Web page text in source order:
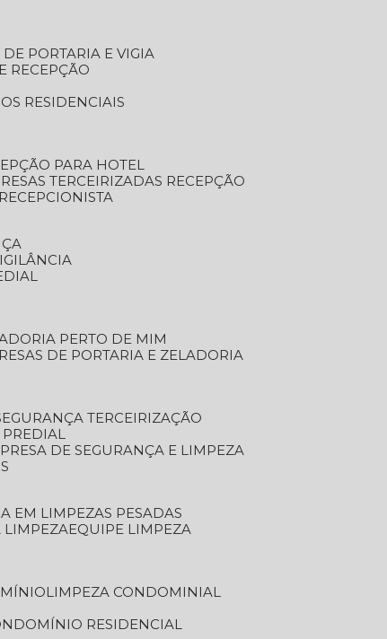
DE PORTARIA E VIGIA
RECEPÇÃO
RESIDENCIAIS
PARA HOTEL
TERCEIRIZADAS RECEPÇÃO
RECEPCIONISTA
PERTO DE MIM
DE PORTARIA E ZELADORIA
SEGURANÇA TERCEIRIZAÇÃO
PREDIAL
DE SEGURANÇA E LIMPEZA
EM LIMPEZAS PESADAS
LIMPEZA EQUIPE LIMPEZA
LIMPEZA CONDOMINIAL
RESIDENCIAL